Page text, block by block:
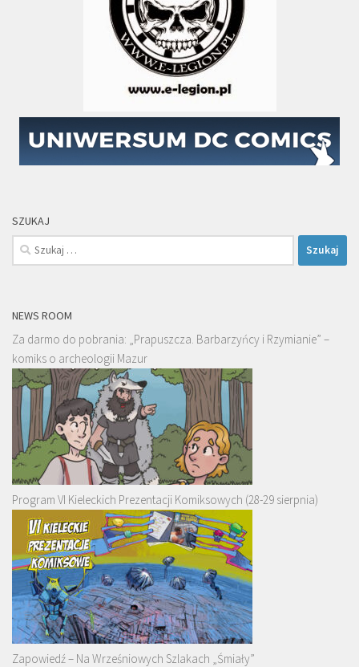
SZUKAJ
Szukaj:
NEWS ROOM
Za darmo do pobrania: „Prapuszcza. Barbarzyńcy i Rzymianie” –
komiks o archeologii Mazur
Program VI Kieleckich Prezentacji Komiksowych (28-29 sierpnia)
Zapowiedź – Na Wrześniowych Szlakach „Śmiały”